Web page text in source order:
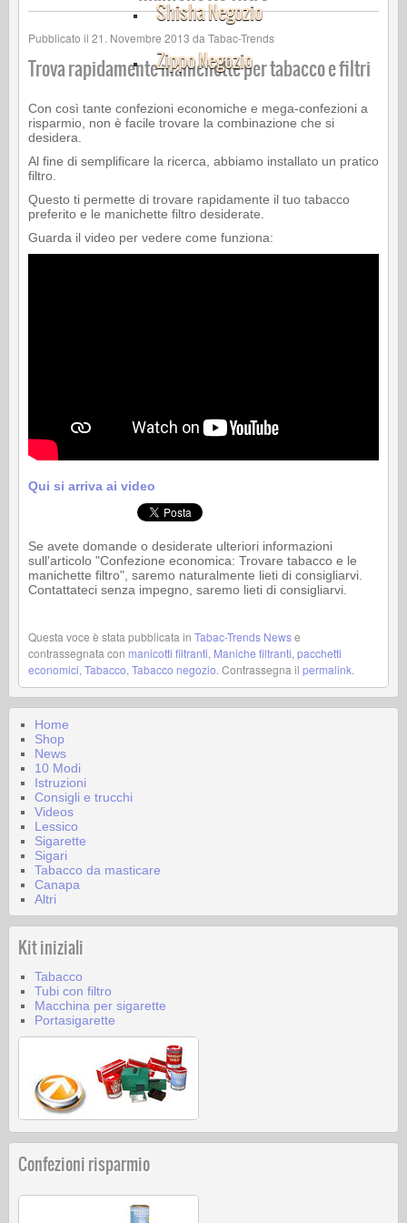
Shisha Negozio
Zippo Negozio
Pubblicato il 21. Novembre 2013 da Tabac-Trends
Trova rapidamente manichette per tabacco e filtri
Con così tante confezioni economiche e mega-confezioni a
risparmio, non è facile trovare la combinazione che si
desidera.
Al fine di semplificare la ricerca, abbiamo installato un pratico
filtro.
Questo ti permette di trovare rapidamente il tuo tabacco
preferito e le manichette filtro desiderate.
Guarda il video per vedere come funziona:
Qui si arriva ai video
Se avete domande o desiderate ulteriori informazioni
sull'articolo "Confezione economica: Trovare tabacco e le
manichette filtro", saremo naturalmente lieti di consigliarvi.
Contattateci senza impegno, saremo lieti di consigliarvi.
Questa voce è stata pubblicata in Tabac-Trends Newse
contrassegnata con manicotti filtranti, Maniche filtranti, pacchetti
economici, Tabacco, Tabacco negozio. Contrassegna il permalink.
Home
Shop
News
10 Modi
Istruzioni
Consigli e trucchi
Videos
Lessico
Sigarette
Sigari
Tabacco da masticare
Canapa
Altri
Kit iniziali
Tabacco
Tubi con filtro
Macchina per sigarette
Portasigarette
Confezioni risparmio